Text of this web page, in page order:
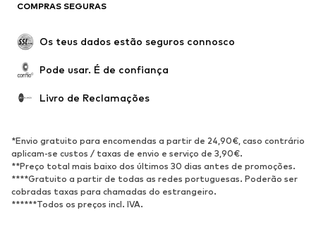
Upcycling
SAPATOS
Novidades
altos
Sandálias
Sapatos baixos
Sapatilhas de desporto
Sabrinas
Sapatos abertos
COMPRAS SEGURAS
Os teus dados estão seguros connosco
Pode usar. É de confiança
Livro de Reclamações
*Envio gratuito para encomendas a partir de 24,90€, caso contrário
aplicam-se custos / taxas de envio e serviço de 3,90€.
**Preço total mais baixo dos últimos 30 dias antes de promoções.
****Gratuito a partir de todas as redes portuguesas. Poderão ser
cobradas taxas para chamadas do estrangeiro.
******Todos os preços incl. IVA.